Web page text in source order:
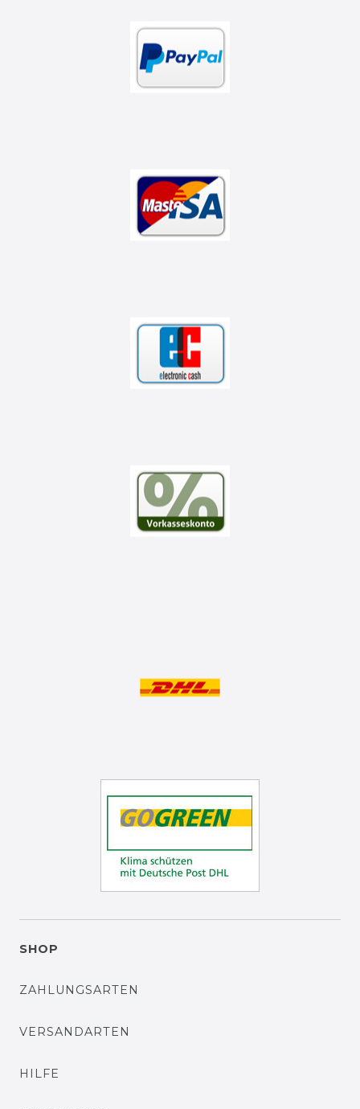
SHOP
ZAHLUNGSARTEN
VERSANDARTEN
HILFE